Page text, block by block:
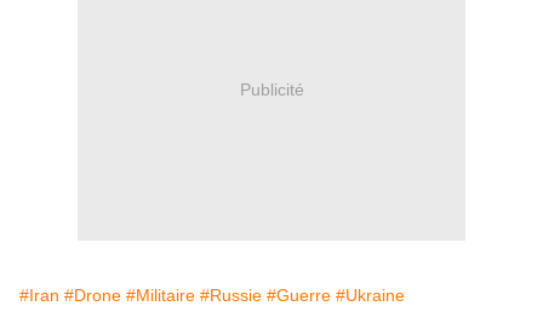
Publicité
#Iran #Drone #Militaire #Russie #Guerre #Ukraine